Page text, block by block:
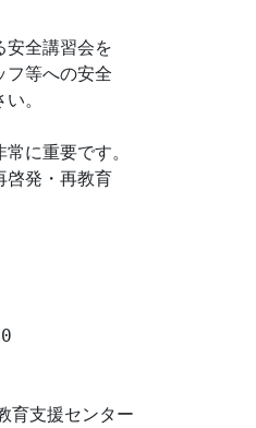
安全講習会を
フ等への安全
。
に重要です。
啓発・再教育
育支援センター